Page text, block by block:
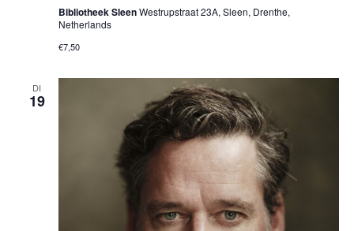
Bibliotheek SleenWestrupstraat 23A, Sleen, Drenthe,
Netherlands
€7,50
DI
19